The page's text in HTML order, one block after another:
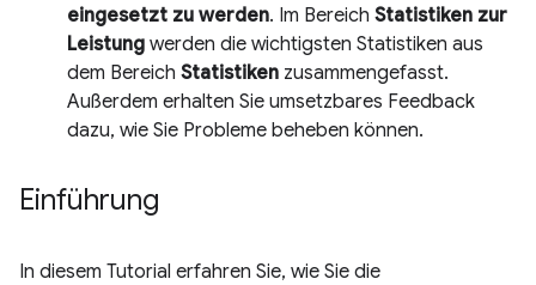
eingesetzt zu werden. Im Bereich Statistiken zur
Leistung werden die wichtigsten Statistiken aus
dem Bereich Statistiken zusammengefasst.
Außerdem erhalten Sie umsetzbares Feedback
dazu, wie Sie Probleme beheben können.
Einführung
In diesem Tutorial erfahren Sie, wie Sie die